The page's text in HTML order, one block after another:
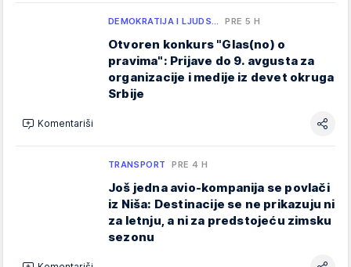
DEMOKRATIJA I LJUDS… PRE 5 H
Otvoren konkurs "Glas(no) o
pravima": Prijave do 9. avgusta za
organizacije i medije iz devet okruga
Srbije
Komentariši
TRANSPORT PRE 4 H
Još jedna avio-kompanija se povlači
iz Niša: Destinacije se ne prikazuju ni
za letnju, a ni za predstojeću zimsku
sezonu